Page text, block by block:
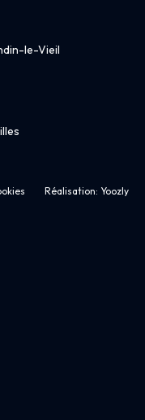
le-Vieil
Réalisation: Yoozly